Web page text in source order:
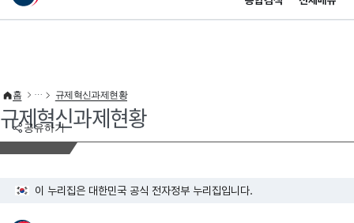
이 누리집은 대한민국 공식 전자정부 누리집입니다.
공유하기
홈 규제혁신과제현황
규제혁신과제현황